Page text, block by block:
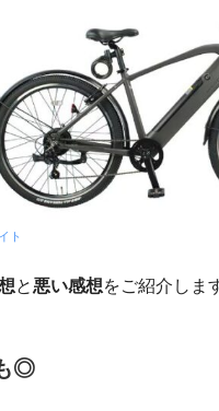
ト
と 悪い感想をご紹介しま
◎